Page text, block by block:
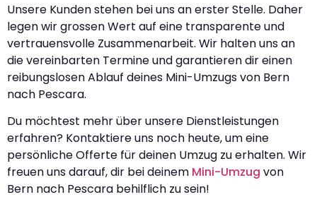
Unsere Kunden stehen bei uns an erster Stelle. Daher
legen wir grossen Wert auf eine transparente und
vertrauensvolle Zusammenarbeit. Wir halten uns an
die vereinbarten Termine und garantieren dir einen
reibungslosen Ablauf deines Mini-Umzugs von Bern
nach Pescara.
Du möchtest mehr über unsere Dienstleistungen
erfahren? Kontaktiere uns noch heute, um eine
persönliche Offerte für deinen Umzug zu erhalten. Wir
freuen uns darauf, dir bei deinem Mini-Umzug von
Bern nach Pescara behilflich zu sein!